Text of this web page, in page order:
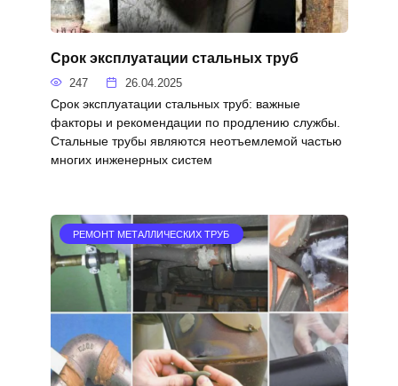
Срок эксплуатации стальных труб
247 26.04.2025
Срок эксплуатации стальных труб: важные
факторы и рекомендации по продлению службы.
Стальные трубы являются неотъемлемой частью
многих инженерных систем
РЕМОНТ МЕТАЛЛИЧЕСКИХ ТРУБ